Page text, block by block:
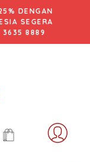
DENGAN
SEGERA
3635 8889